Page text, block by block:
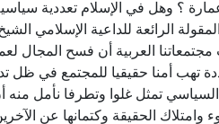
؟ وهل في الإسلام تعددية
الرائعة للداعية الإسلامي
العربية أن فسح المجال
تهب أمنا حقيقيا للمجتمع في
السياسي تمثل غلوا وتطرفا نأمل
وامتلاك الحقيقة وكتمانها عن